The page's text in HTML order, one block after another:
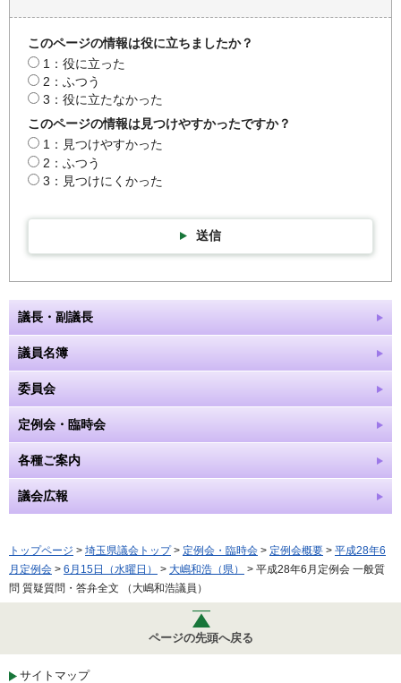
このページの情報は役に立ちましたか？
1：役に立った
2：ふつう
3：役に立たなかった
このページの情報は見つけやすかったですか？
1：見つけやすかった
2：ふつう
3：見つけにくかった
送信
議長・副議長
議員名簿
委員会
定例会・臨時会
各種ご案内
議会広報
トップページ > 埼玉県議会トップ> 定例会・臨時会 > 定例会概要 > 平成28年6
月定例会 > 6月15日（水曜日） > 大嶋和浩（県）
> 平成28年6月定例会 一般質
問 質疑質問・答弁全文 （大嶋和浩議員）
ページの先頭へ戻る
サイトマップ